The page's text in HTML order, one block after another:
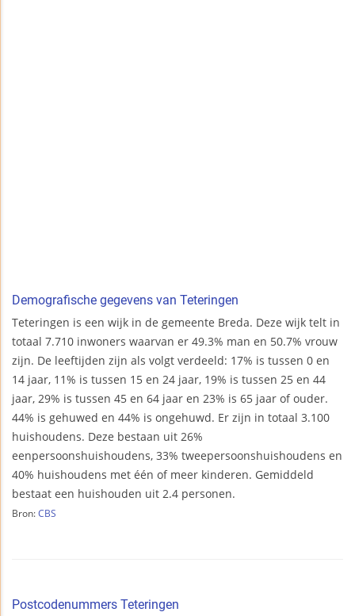
Demografische gegevens van Teteringen
Teteringen is een wijk in de gemeente Breda. Deze wijk telt in
totaal 7.710 inwoners waarvan er 49.3% man en 50.7% vrouw
zijn. De leeftijden zijn als volgt verdeeld: 17% is tussen 0 en
14 jaar, 11% is tussen 15 en 24 jaar, 19% is tussen 25 en 44
jaar, 29% is tussen 45 en 64 jaar en 23% is 65 jaar of ouder.
44% is gehuwed en 44% is ongehuwd. Er zijn in totaal 3.100
huishoudens. Deze bestaan uit 26%
eenpersoonshuishoudens, 33% tweepersoonshuishoudens en
40% huishoudens met één of meer kinderen. Gemiddeld
bestaat een huishouden uit 2.4 personen.
Bron: CBS
Postcodenummers Teteringen